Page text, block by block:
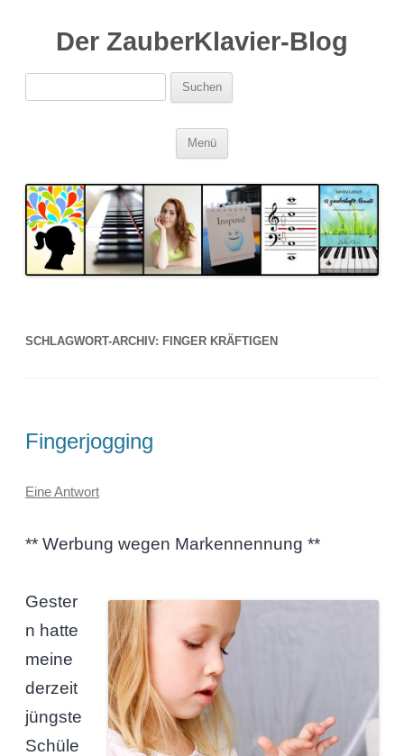
Der ZauberKlavier-Blog
Suchen
nach:
Menü
SCHLAGWORT-ARCHIV: FINGER KRÄFTIGEN
Fingerjogging
Eine Antwort
** Werbung wegen Markennennung **
Gester
n hatte
meine
derzeit
jüngste
Schüle